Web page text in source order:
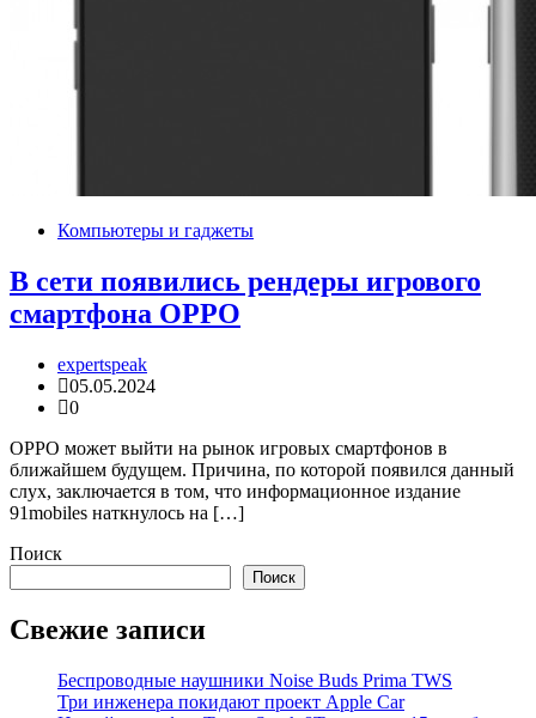
Компьютеры и гаджеты
В сети появились рендеры игрового
смартфона OPPO
expertspeak
05.05.2024
0
OPPO может выйти на рынок игровых смартфонов в
ближайшем будущем. Причина, по которой появился данный
слух, заключается в том, что информационное издание
91mobiles наткнулось на […]
Поиск
Поиск
Свежие записи
Беспроводные наушники Noise Buds Prima TWS
Три инженера покидают проект Apple Car